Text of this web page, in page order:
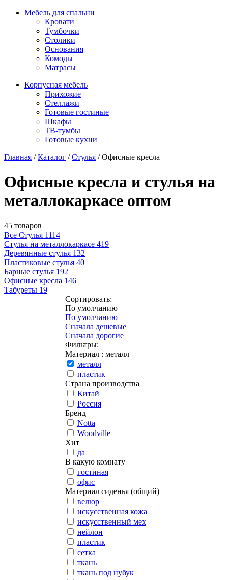
Мебель для спальни
Кровати
Тумбочки
Столики
Основания
Комоды
Матрасы
Корпусная мебель
Прихожие
Стеллажи
Готовые гостиные
Шкафы
ТВ-тумбы
Готовые кухни
Главная /Каталог /Стулья /Офисные кресла
Офисные кресла и стулья на
металлокаркасе оптом
45 товаров
Все Стулья 1114
Стулья на металлокаркасе 419
Деревянные стулья 132
Пластиковые стулья 40
Барные стулья 192
Офисные кресла 146
Табуреты 19
Сортировать:
По умолчанию
По умолчанию
Сначала дешевые
Сначала дорогие
Фильтры:
Материал : металл
металл
пластик
Страна производства
Китай
Россия
Бренд
Notta
Woodville
Хит
да
В какую комнату
гостиная
офис
Материал сиденья (общий)
велюр
искусственная кожа
искусственный мех
нейлон
пластик
сетка
ткань
ткань под нубук